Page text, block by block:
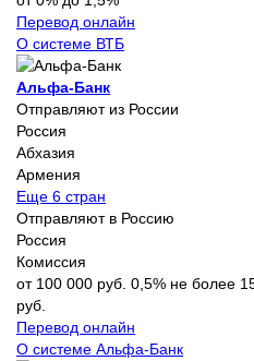
Перевод онлайн
О системе ВТБ
Альфа-Банк
Отправляют из России
Россия
Абхазия
Армения
Еще 6 стран
Отправляют в Россию
Россия
Комиссия
от 100 000 руб. 0,5% не более
руб.
Перевод онлайн
О системе Альфа-Банк